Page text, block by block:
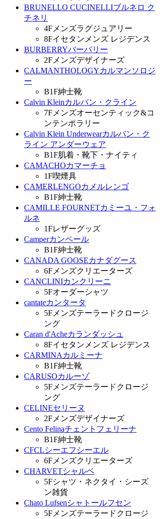
BRUNELLO CUCINELLIブルネロ ク
チネリ
4F メンズラグジュアリー
8Fイセタンメンズ レジデンス
BURBERRYバーバリー
2F メンズデザイナーズ
CALMANTHOLOGYカルマンソロジ
ー
B1F紳士靴
Calvin Kleinカルバン・クライン
7F メンズオーセンティック&コ
ンテンポラリー
Calvin Klein Underwearカルバン・ク
ライン アンダーウェア
B1F肌着・靴下・ナイティ
CAMACHOカマーチョ
1F喫煙具
CAMERLENGOカメルレンゴ
B1F紳士靴
CAMILLE FOURNETカミーユ・フォ
ルネ
1Fレザーグッズ
Camperカンペール
B1F紳士靴
CANADA GOOSEカナダグース
6F メンズクリエーターズ
CANCLINIカンクリーニ
5Fオーダーシャツ
cantateカンタータ
5F メンズテーラードクロージ
ング
Caran d'Acheカランダッシュ
8Fイセタンメンズ レジデンス
CARMINA カルミーナ
B1F紳士靴
CARUSOカルーゾ
5F メンズテーラードクロージ
ング
CELINEセリーヌ
2F メンズデザイナーズ
Cento Felinaチェントフェリーナ
B1F紳士靴
CFCLシーエフシーエル
6F メンズクリエーターズ
CHARVETシャルベ
5Fシャツ・ネクタイ・シーズ
ン雑貨
Chato Lufsenシャトールフセン
5F メンズテーラードクロージ